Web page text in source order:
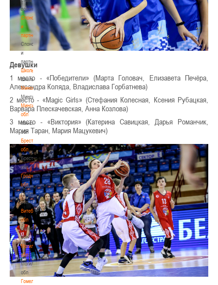
волонтером
Спонсоры
и
партнеры
Спонсоры
и
партнеры
Школы
Школы
Минск
Минск
Минская
обл
Минская
обл
Брестская
обл
Брестская
обл
Гродненская
обл
Гродненская
обл
Витебская
обл
Витебская
обл
Могилевская
обл
Могилевская
обл
Гомельская
Девушки
1 место - «Победители» (Марта Головач, Елизавета Печёра,
Александра Коляда, Владислава Горбатнева)
2 место - «Magic Girls» (Стефания Колесная, Ксения Рубацкая,
Варвара Плескачевская, Анна Козлова)
3 место - «Виктория» (Катерина Савицкая, Дарья Романчик,
Мария Таран, Мария Мацукевич)